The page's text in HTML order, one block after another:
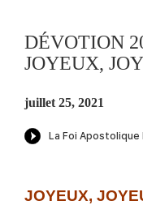
DÉVOTION
JOYEUX,
juillet 25, 2021
JOYEUX,